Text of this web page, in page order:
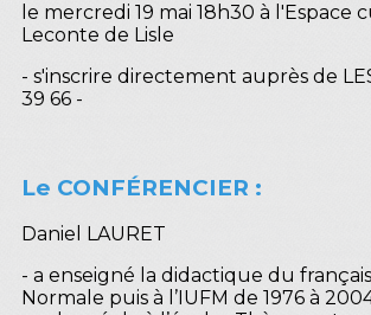
le mercredi 19 mai 18h30 à l'Espace
Leconte de Lisle
- s'inscrire directement auprès de
39 66 -
Le CONFÉRENCIER :
Daniel LAURET
- a enseigné la didactique du français
Normale puis à l’IUFM de 1976 à